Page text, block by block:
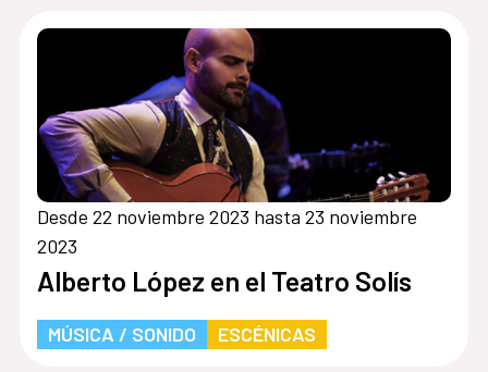
Desde 22 noviembre 2023 hasta 23 noviembre
2023
Alberto López en el Teatro Solís
MÚSICA / SONIDO ESCÉNICAS